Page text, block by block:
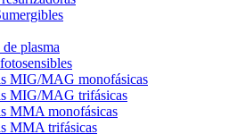
plasma
MIG/MAG monofásicas
MIG/MAG trifásicas
MMA monofásicas
MMA trifásicas